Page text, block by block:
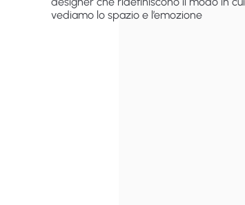
vediamo lo spazio e l’emozione